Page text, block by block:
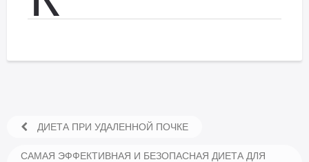
ДИЕТА ПРИ УДАЛЕННОЙ ПОЧКЕ
САМАЯ ЭФФЕКТИВНАЯ И БЕЗОПАСНАЯ ДИЕТА ДЛЯ